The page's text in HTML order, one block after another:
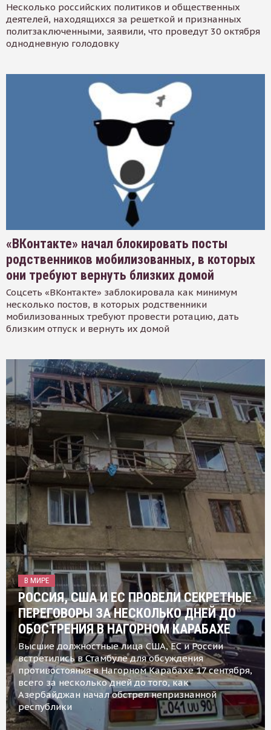
Несколько российских политиков и общественных
деятелей, находящихся за решеткой и признанных
политзаключенными, заявили, что проведут 30 октября
однодневную голодовку
«ВКонтакте» начал блокировать посты
родственников мобилизованных, в которых
они требуют вернуть близких домой
Соцсеть «ВКонтакте» заблокировала как минимум
несколько постов, в которых родственники
мобилизованных требуют провести ротацию, дать
близким отпуск и вернуть их домой
В МИРЕ
РОССИЯ, США И ЕС ПРОВЕЛИ СЕКРЕТНЫЕ
ПЕРЕГОВОРЫ ЗА НЕСКОЛЬКО ДНЕЙ ДО
ОБОСТРЕНИЯ В НАГОРНОМ КАРАБАХЕ
Высшие должностные лица США, ЕС и России
встретились в Стамбуле для обсуждения
противостояния в Нагорном Карабахе 17 сентября,
всего за несколько дней до того, как
Азербайджан начал обстрел непризнанной
республики